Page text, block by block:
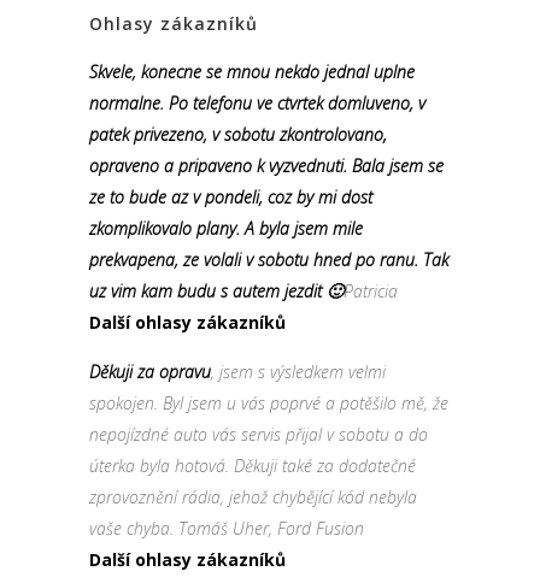
Ohlasy zákazníků
Skvele, konecne se mnou nekdo jednal uplne
normalne. Po telefonu ve ctvrtek domluveno, v
patek privezeno, v sobotu zkontrolovano,
opraveno a pripaveno k vyzvednuti. Bala jsem se
ze to bude az v pondeli, coz by mi dost
zkomplikovalo plany. A byla jsem mile
prekvapena, ze volali v sobotu hned po ranu. Tak
uz vim kam budu s autem jezdit 🙂Patricia
Další ohlasy zákazníků
Děkuji za opravu, jsem s výsledkem velmi
spokojen. Byl jsem u vás poprvé a potěšilo mě, že
nepojízdné auto vás servis přijal v sobotu a do
úterka byla hotová. Děkuji také za dodatečné
zprovoznění rádia, jehož chybějící kód nebyla
vaše chyba. Tomáš Uher, Ford Fusion
Další ohlasy zákazníků